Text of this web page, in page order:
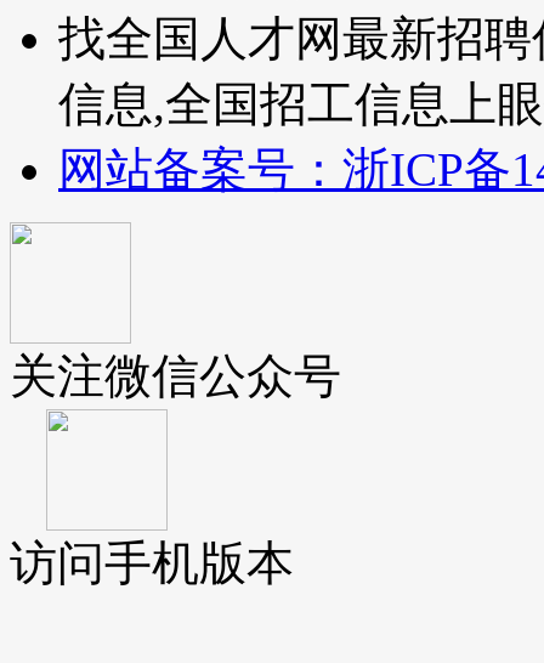
找全国人才网最新招聘
信息,全国招工信息上
网站备案号：浙ICP备
关注微信公众号
访问手机版本